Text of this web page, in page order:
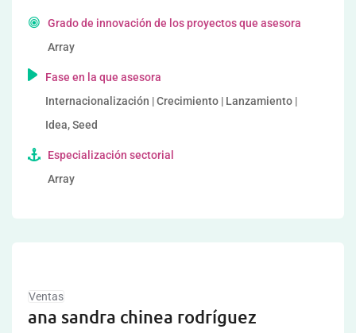
Grado de innovación de los proyectos que asesora
Array
Fase en la que asesora
Internacionalización | Crecimiento | Lanzamiento |
Idea, Seed
Especialización sectorial
Array
Ventas
ana sandra chinea rodríguez